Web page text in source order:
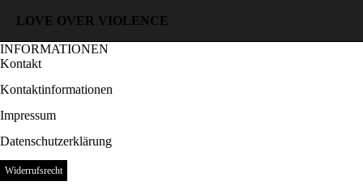
LOVE OVER VIOLENCE
INFORMATIONEN
Kontakt
Kontaktinformationen
Impressum
Datenschutzerklärung
Widerrufsrecht
AGB